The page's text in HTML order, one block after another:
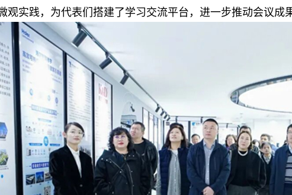
观实践，为代表们搭建了学习交流平台，进一步推动会议成